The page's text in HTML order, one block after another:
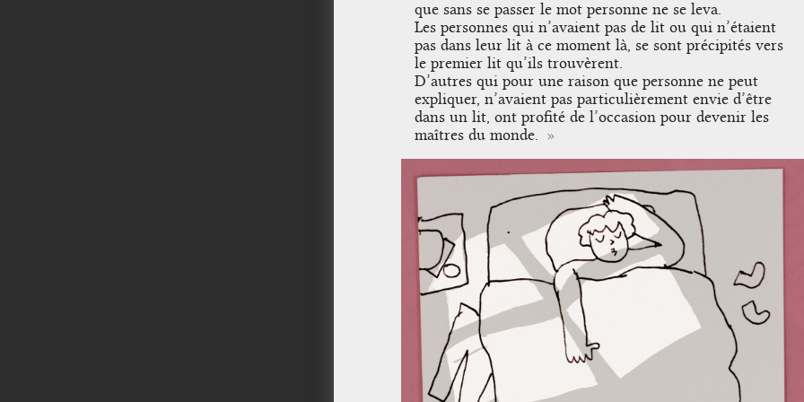
que sans se passer le mot personne ne se leva.
Les personnes qui n’avaient pas de lit ou qui n’étaient
pas dans leur lit à ce moment là, se sont précipités vers
le premier lit qu’ils trouvèrent.
D’autres qui pour une raison que personne ne peut
expliquer, n’avaient pas particulièrement envie d’être
dans un lit, ont profité de l’occasion pour devenir les
maîtres du monde.